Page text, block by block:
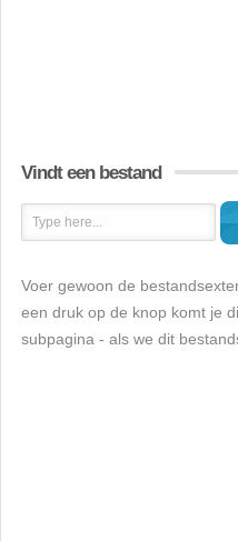
Vindt een bestand
Voer gewoon de
een druk op de knop komt je
subpagina - als we dit